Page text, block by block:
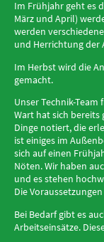
Im Frühjahr geht es
März und April)
werden
und Herrichtung der
Im Herbst wird die
gemacht.
Unser Technik-
Wart hat sich bereits
Dinge notiert, die
ist einiges im
sich auf einen
Nöten. Wir haben
und es stehen
Die
Bei Bedarf gibt es
Arbeitseinsätze.